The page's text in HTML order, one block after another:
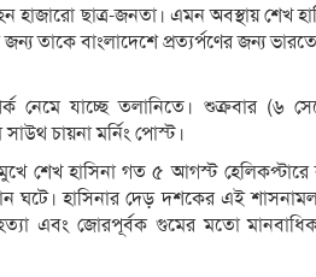
ছাত্র-জনতা। এমন অবস্থায় শেখ
তাকে বাংলাদেশে প্রত্যর্পণের জন্য
নেমে যাচ্ছে তলানিতে। শুক্রবার (৬
চায়না মর্নিং পোস্ট।
শেখ হাসিনা গত ৫ আগস্ট
ঘটে। হাসিনার দেড় দশকের এই
হত্যা এবং জোরপূর্বক গুমের মতো